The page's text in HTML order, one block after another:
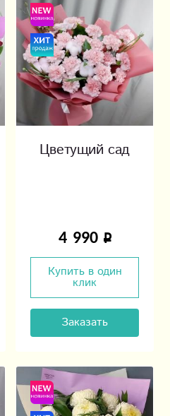
Цветущий сад
4 990
Купить в один
клик
Заказать